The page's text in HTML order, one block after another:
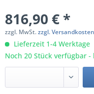
816,90 € *
zzgl. MwSt.zzgl. Versandkosten
Lieferzeit 1-4 Werktage
Noch 20 Stück verfügbar